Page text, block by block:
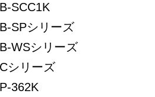
SCC1K
SPシリーズ
WSシリーズ
シリーズ
362K